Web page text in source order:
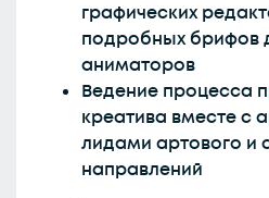
графических
подробных брифов
аниматоров
Ведение процесса
креатива вместе с
лидами артового и
направлений